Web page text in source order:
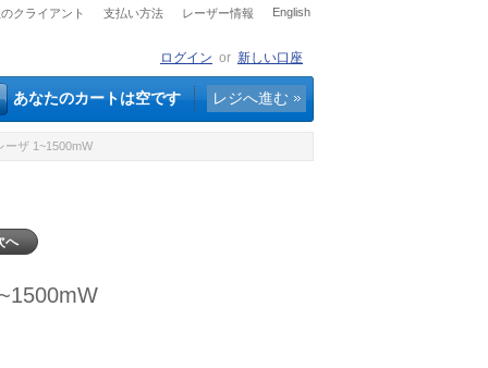
クライアント 支払い方法 レーザー情報 English
ログイン or 新しい口座
あなたのカートは空です レジへ進む
ーザ 1~1500mW
へ